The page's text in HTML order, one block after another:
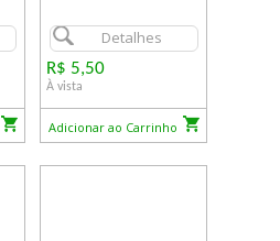
Detalhes
R$ 5,50
À vista
Adicionar ao Carrinho